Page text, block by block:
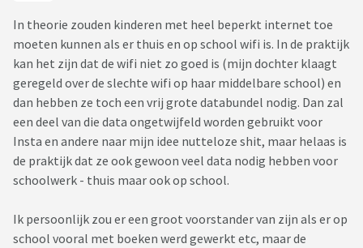
In theorie zouden kinderen met heel beperkt internet toe
moeten kunnen als er thuis en op school wifi is. In de praktijk
kan het zijn dat de wifi niet zo goed is (mijn dochter klaagt
geregeld over de slechte wifi op haar middelbare school) en
dan hebben ze toch een vrij grote databundel nodig. Dan zal
een deel van die data ongetwijfeld worden gebruikt voor
Insta en andere naar mijn idee nutteloze shit, maar helaas is
de praktijk dat ze ook gewoon veel data nodig hebben voor
schoolwerk - thuis maar ook op school.
Ik persoonlijk zou er een groot voorstander van zijn als er op
school vooral met boeken werd gewerkt etc, maar de